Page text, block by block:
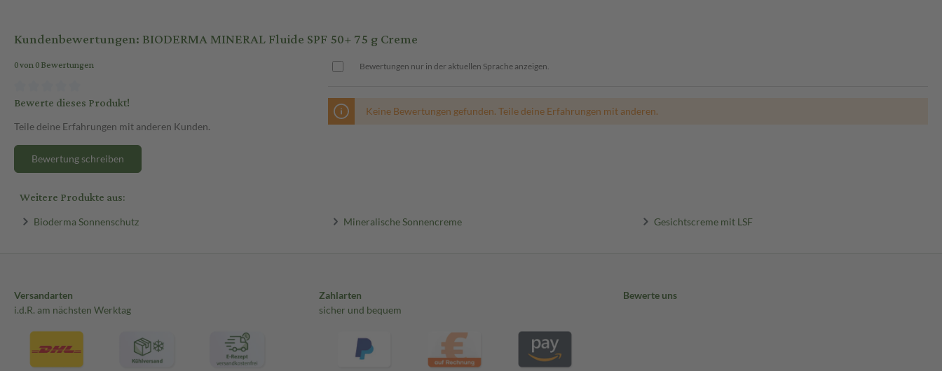
Kundenbewertungen: BIODERMA MINERAL Fluide SPF 50+ 75 g Creme
0 von 0 Bewertungen
Bewerte dieses Produkt!
Teile deine Erfahrungen mit anderen Kunden.
Bewertung schreiben
Bewertungen nur in der aktuellen Sprache anzeigen.
Keine Bewertungen gefunden. Teile deine Erfahrungen mit anderen.
Weitere Produkte aus:
Bioderma Sonnenschutz Mineralische Sonnencreme Gesichtscreme mit LSF
Versandarten
i.d.R. am nächsten Werktag
Zahlarten
sicher und bequem
Bewerte uns